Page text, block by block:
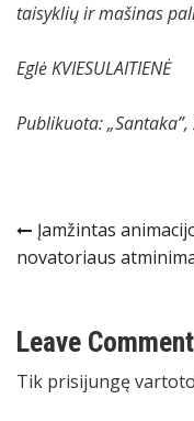
taisyklių ir mašinas
Eglė KVIESULAITIENĖ
Publikuota:
Navigacija
tarp
įrašų
Įamžintas
novatoriaus
Leave Comment
Tik prisijungę